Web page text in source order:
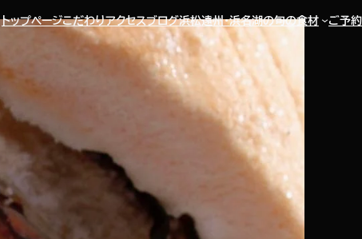
トップページこだわりアクセスブログ浜松遠州・浜名湖の旬の食材 ご予約